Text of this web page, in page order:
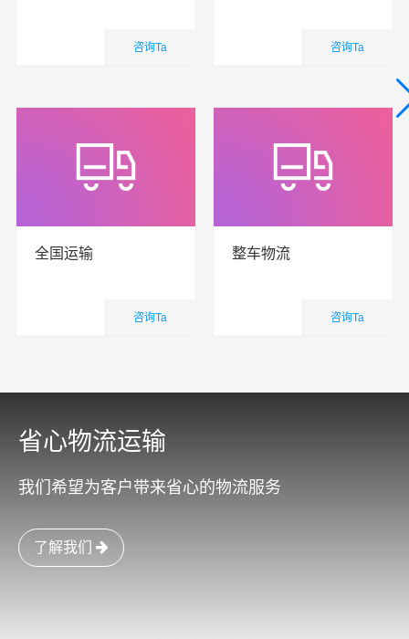
咨询Ta 咨询Ta
全国运输
咨询Ta
整车物流
咨询Ta
省心物流运输
我们希望为客户带来省心的物流服务
了解我们